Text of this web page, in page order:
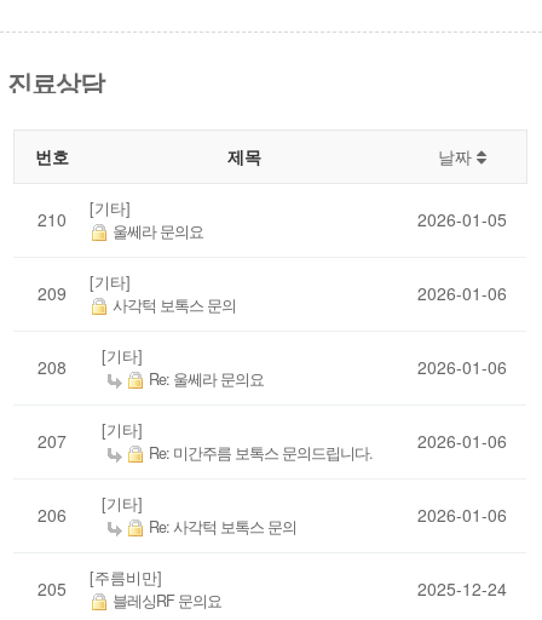
진료상담
번호 제목 날짜
210 [기타]
울쎄라 문의요 2026-01-05
209 [기타]
사각턱 보톡스 문의 2026-01-06
208 [기타]
Re: 울쎄라 문의요 2026-01-06
207 [기타]
Re: 미간주름 보톡스 문의드립니다. 2026-01-06
206 [기타]
Re: 사각턱 보톡스 문의 2026-01-06
205 [주름비만]
블레싱RF 문의요 2025-12-24